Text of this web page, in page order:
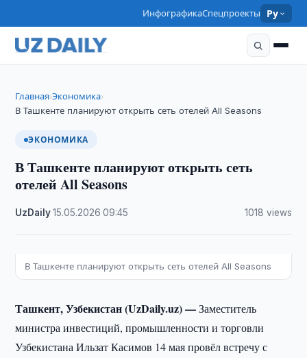
ИнфографикаСпецпроекты Ру
Главная›Экономика›
В Ташкенте планируют открыть сеть отелей All Seasons
ЭКОНОМИКА
В Ташкенте планируют открыть сеть
отелей All Seasons
UzDaily·15.05.2026 ·09:45 1018 views
В Ташкенте планируют открыть сеть отелей All Seasons
Ташкент, Узбекистан (UzDaily.uz) —Заместитель
министра инвестиций, промышленности и торговли
Узбекистана Ильзат Касимов 14 мая провёл встречу с